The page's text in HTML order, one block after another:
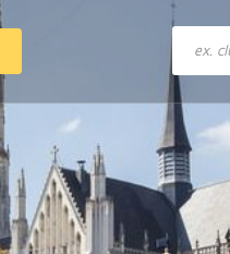
Of
zoek
op
club,
stad,